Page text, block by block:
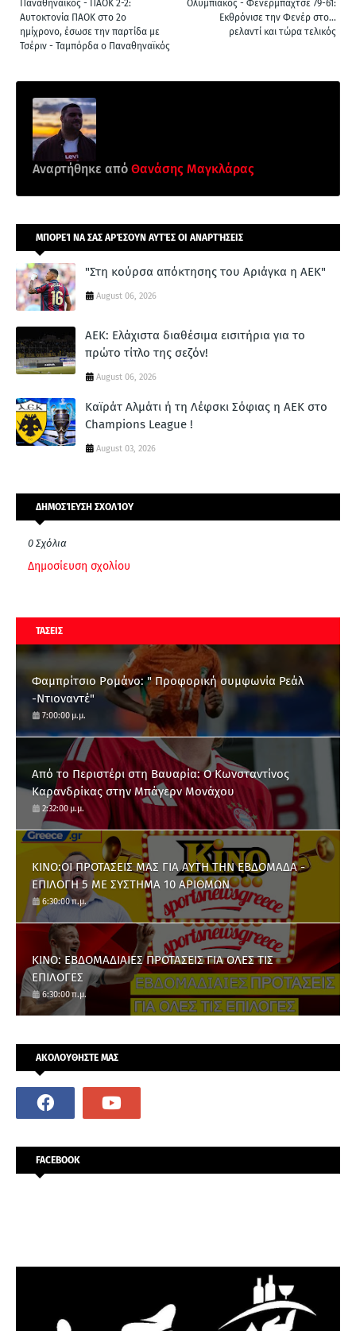
Ολυμπιακός - Φενέρμπαχτσε 79-61:
Εκθρόνισε την Φενέρ στο...
ρελαντί και τώρα τελικός
Παναθηναϊκός - ΠΑΟΚ 2-2:
Αυτοκτονία ΠΑΟΚ στο 2ο
ημίχρονο, έσωσε την παρτίδα με
Τσέριν - Ταμπόρδα ο Παναθηναϊκός
Αναρτήθηκε από Θανάσης Μαγκλάρας
ΜΠΟΡΕΊ ΝΑ ΣΑΣ ΑΡΈΣΟΥΝ ΑΥΤΈΣ ΟΙ ΑΝΑΡΤΉΣΕΙΣ
"Στη κούρσα απόκτησης του Αριάγκα η ΑΕΚ"
August 06, 2026
ΑΕΚ: Ελάχιστα διαθέσιμα εισιτήρια για το
πρώτο τίτλο της σεζόν!
August 06, 2026
Καϊράτ Αλμάτι ή τη Λέφσκι Σόφιας η ΑΕΚ στο
Champions League !
August 03, 2026
ΔΗΜΟΣΊΕΥΣΗ ΣΧΟΛΊΟΥ
0 Σχόλια
Δημοσίευση σχολίου
ΤΑΣΕΙΣ
Φαμπρίτσιο Ρομάνο: " Προφορική συμφωνία Ρεάλ
-Ντιοναντέ"
7:00:00 μ.μ.
Από το Περιστέρι στη Βαυαρία: O Κωνσταντίνος
Καρανδρίκας στην Μπάγερν Μονάχου
2:32:00 μ.μ.
ΚΙΝΟ:ΟΙ ΠΡΟΤΑΣΕΙΣ ΜΑΣ ΓΙΑ ΑΥΤΗ ΤΗΝ ΕΒΔΟΜΑΔΑ -
ΕΠΙΛΟΓΗ 5 ΜΕ ΣΥΣΤΗΜΑ 10 ΑΡΙΘΜΩΝ
6:30:00 π.μ.
ΚΙΝΟ: ΕΒΔΟΜΑΔΙΑΙΕΣ ΠΡΟΤΑΣΕΙΣ ΓΙΑ ΟΛΕΣ ΤΙΣ
ΕΠΙΛΟΓΕΣ
6:30:00 π.μ.
ΑΚΟΛΟΥΘΗΣΤΕ ΜΑΣ
FACEBOOK